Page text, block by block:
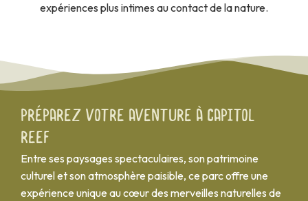
expériences plus intimes au contact de la nature.
Préparez votre aventure à Capitol
Reef
Entre ses paysages spectaculaires, son patrimoine
culturel et son atmosphère paisible, ce parc offre une
expérience unique au cœur des merveilles naturelles de